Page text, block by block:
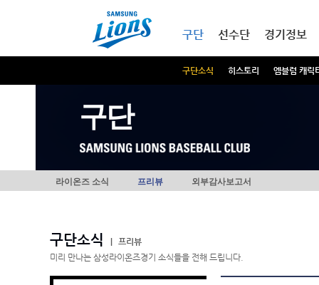
구단
구단소식 히스토리 엠블럼 캐릭
선수단 경기정보
구단
라이온즈 소식 프리뷰 외부감사보고서
구단소식
프리뷰
미리 만나는 삼성라이온즈경기 소식들을 전해 드립니다.